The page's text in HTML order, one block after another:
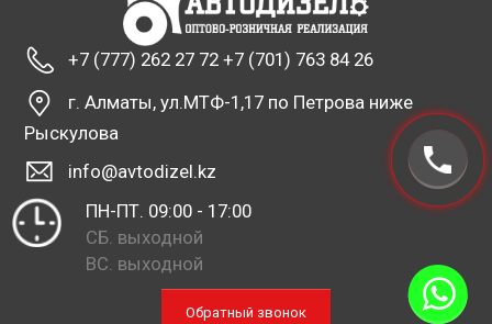
+7 (777) 262 27 72 +7 (701) 763 84 26
г. Алматы, ул.МТФ-1,17 по Петрова ниже
Рыскулова
info@avtodizel.kz
ПН-ПТ. 09:00 - 17:00
СБ. выходной
ВС. выходной
Обратный звонок